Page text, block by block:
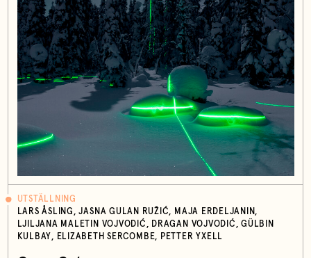
UTSTÄLLNING
LARS ÅSLING, JASNA GULAN RUŽIĆ, MAJA ERDELJANIN,
LJILJANA MALETIN VOJVODIĆ, DRAGAN VOJVODIĆ, GÜLBIN
KULBAY, ELIZABETH SERCOMBE, PETTER YXELL